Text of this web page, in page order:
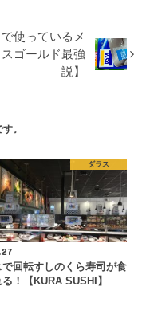
使っているメ
ゴールド最強
説】
。
ダラス
で回転すしのくら寿司が食
！【KURA SUSHI】